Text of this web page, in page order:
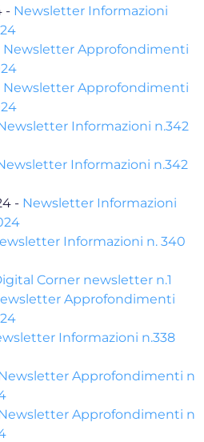
- Newsletter Informazioni
Newsletter Approfondimenti
Newsletter Approfondimenti
Informazioni n.342
Informazioni n.342
- Newsletter Informazioni
Informazioni n. 340
Corner newsletter n.1
Approfondimenti
Informazioni n.338
Approfondimenti n
Approfondimenti n